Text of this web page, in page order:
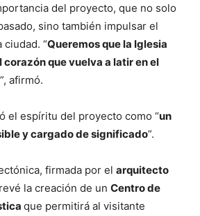
del proyecto, que no solo
sino también impulsar el
“Queremos que la Iglesia
corazón que vuelva a latir en el
”, afirmó.
el espíritu del proyecto como “un
y cargado de significado”.
firmada por el arquitecto
la creación de un Centro de
que permitirá al visitante